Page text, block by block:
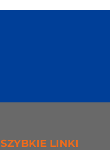
SZYBKIE LINKI